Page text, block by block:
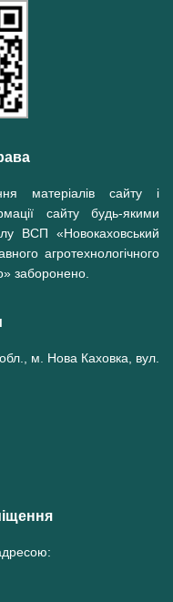
матеріалів сайту і
сайту будь-якими
ВСП «Новокаховський
агротехнологічного
заборонено.
м. Нова Каховка, вул.